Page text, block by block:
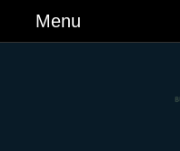
Menu